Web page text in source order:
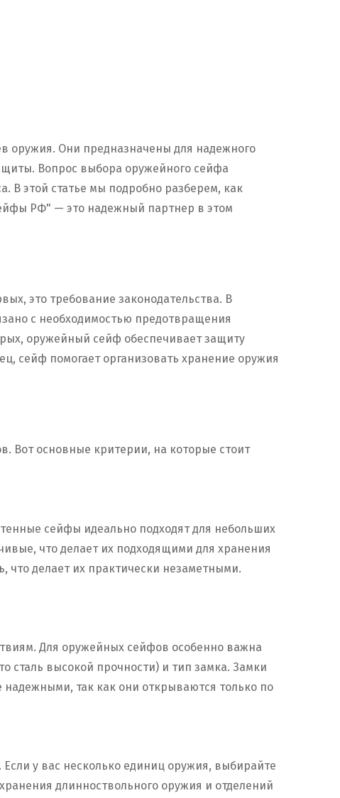
оружия. Они предназначены для надежного
Вопрос выбора оружейного сейфа
В этой статье мы подробно разберем, как
РФ" — это надежный партнер в этом
это требование законодательства. В
с необходимостью предотвращения
оружейный сейф обеспечивает защиту
сейф помогает организовать хранение оружия
Вот основные критерии, на которые стоит
сейфы идеально подходят для небольших
что делает их подходящими для хранения
делает их практически незаметными.
Для оружейных сейфов особенно важна
сталь высокой прочности) и тип замка. Замки
так как они открываются только по
у вас несколько единиц оружия, выбирайте
длинноствольного оружия и отделений